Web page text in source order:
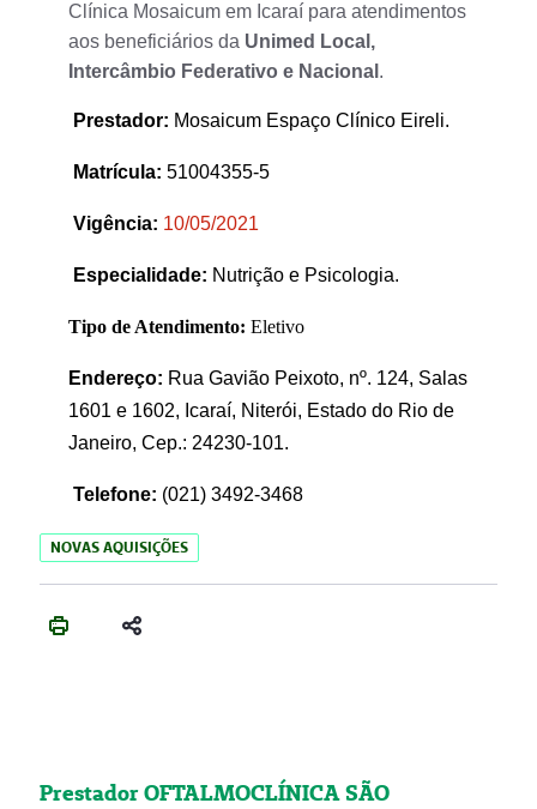
Clínica Mosaicum em Icaraí para atendimentos
aos beneficiários da Unimed Local,
Intercâmbio Federativo e Nacional .
Prestador: Mosaicum Espaço Clínico Eireli.
Matrícula: 51004355-5
Vigência: 10/05/2021
Especialidade: Nutrição e Psicologia.
Tipo de Atendimento: Eletivo
Endereço: Rua Gavião Peixoto, nº. 124, Salas
1601 e 1602, Icaraí, Niterói, Estado do Rio de
Janeiro, Cep.: 24230-101.
Telefone: (021) 3492-3468
NOVAS AQUISIÇÕES
Prestador OFTALMOCLÍNICA SÃO